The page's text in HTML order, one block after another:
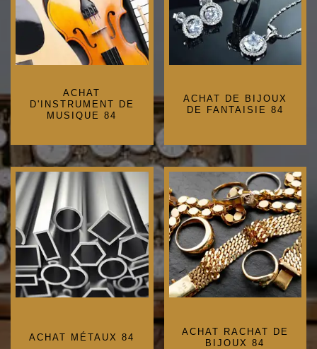
ACHAT
D'INSTRUMENT DE
MUSIQUE 84
ACHAT DE BIJOUX
DE FANTAISIE 84
ACHAT MÉTAUX 84
ACHAT RACHAT DE
BIJOUX 84